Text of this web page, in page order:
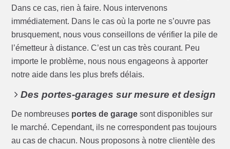
Dans ce cas, rien à faire. Nous intervenons
immédiatement. Dans le cas où la porte ne s’ouvre pas
brusquement, nous vous conseillons de vérifier la pile de
l’émetteur à distance. C’est un cas très courant. Peu
importe le problème, nous nous engageons à apporter
notre aide dans les plus brefs délais.
Des portes-garages sur mesure et design
De nombreuses portes de garage sont disponibles sur
le marché. Cependant, ils ne correspondent pas toujours
au cas de chacun. Nous proposons à notre clientèle des